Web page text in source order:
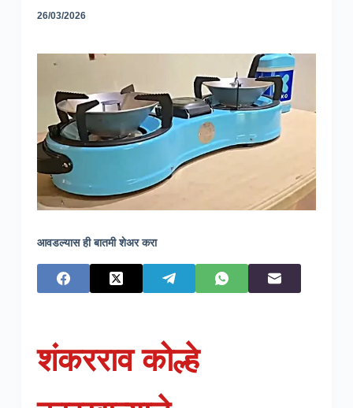
26/03/2026
आवडल्यास ही बातमी शेअर करा
शंकरराव कोल्हे